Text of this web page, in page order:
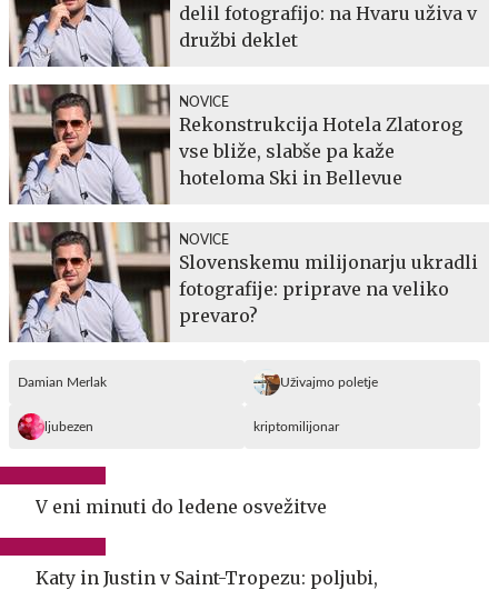
delil fotografijo: na Hvaru uživa v
družbi deklet
NOVICE
Rekonstrukcija Hotela Zlatorog
vse bliže, slabše pa kaže
hoteloma Ski in Bellevue
NOVICE
Slovenskemu milijonarju ukradli
fotografije: priprave na veliko
prevaro?
Damian Merlak Uživajmo poletje
ljubezen kriptomilijonar
V eni minuti do ledene osvežitve
Katy in Justin v Saint-Tropezu: poljubi,